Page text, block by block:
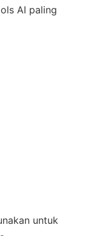
AI paling
untuk